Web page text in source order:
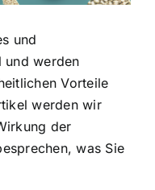
und
und werden
Vorteile
werden wir
der
was Sie